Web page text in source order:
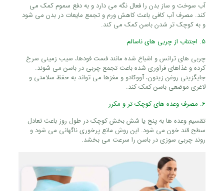
آب سوخت‌ و ساز بدن را فعال نگه می‌ دارد و به دفع سموم کمک می‌
کند. مصرف آب کافی باعث کاهش ورم و تجمع مایعات در بدن می‌ شود
و به کوچک‌ تر شدن باسن کمک می‌ کند.
5. اجتناب از چربی‌ های ناسالم
چربی‌ های ترانس و اشباع‌ شده مانند فست‌ فودها، سیب‌ زمینی سرخ‌
کرده و غذاهای فرآوری‌ شده باعث تجمع چربی در باسن می‌ شوند.
جایگزینی روغن زیتون، آووکادو و مغزها می‌ تواند به حفظ سلامتی و
لاغری موضعی باسن کمک کند.
6. مصرف وعده‌ های کوچک‌ تر و مکرر
تقسیم وعده‌ ها به پنج یا شش بخش کوچک در طول روز باعث تعادل
سطح قند خون می‌ شود. این روش مانع پرخوری ناگهانی می‌ شود و
روند چربی‌ سوزی در باسن را سرعت می‌ بخشد.